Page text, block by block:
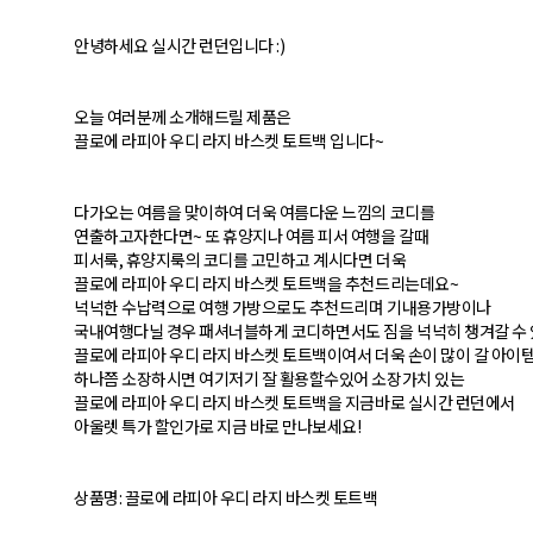
안녕하세요 실시간 런던입니다 :)
오늘 여러분께 소개해드릴 제품은
끌로에 라피아 우디 라지 바스켓 토트백 입니다~
다가오는 여름을 맞이하여 더욱 여름다운 느낌의 코디를
연출하고자한다면~ 또 휴양지나 여름 피서 여행을 갈때
피서룩, 휴양지룩의 코디를 고민하고 계시다면 더욱
끌로에 라피아 우디 라지 바스켓 토트백을 추천드리는데요~
넉넉한 수납력으로 여행 가방으로도 추천드리며 기내용가방이나
국내여행다닐 경우 패셔너블하게 코디하면서도 짐을 넉넉히 챙겨갈 수
끌로에 라피아 우디 라지 바스켓 토트백이여서 더욱 손이 많이 갈 아이
하나쯤 소장하시면 여기저기 잘 활용할수있어 소장가치 있는
끌로에 라피아 우디 라지 바스켓 토트백을 지금바로 실시간 런던에서
아울렛 특가 할인가로 지금 바로 만나보세요!
상품명: 끌로에 라피아 우디 라지 바스켓 토트백